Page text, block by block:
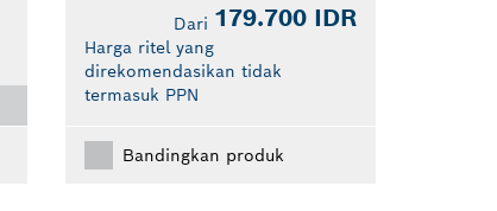
Dari 179.700 IDR
Harga ritel yang
direkomendasikan tidak
termasuk PPN
Bandingkan produk